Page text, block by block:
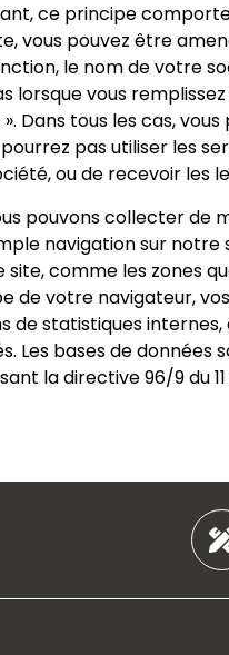
ce principe
vous pouvez être
le nom de votre
lorsque vous
Dans tous les cas,
pas utiliser les
ou de recevoir les
pouvons collecter
navigation sur
site, comme les zones
de votre navigateur,
de statistiques
Les bases de données
la directive 96/9 du